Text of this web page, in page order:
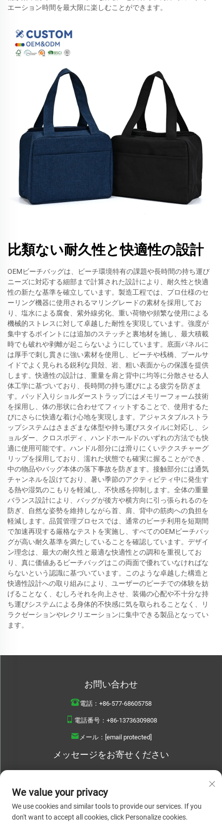
エーション時間を最大限に楽しむことができます。
比類ない耐久性と快適性の設計
OEMビーチバッグは、ビーチ環境特有の課題や長時間の持ち運び
ニーズに対応する細部まで計算された設計により、耐久性と快適
性の新たな基準を確立しています。製造工程では、プロ仕様のセ
ーリング機器に使用されるマリングレードの素材を採用してお
り、塩水による腐食、紫外線劣化、重い荷物や頻繁な使用による
機械的ストレスに対して卓越した耐性を実現しています。強度が
集中するポイントには追加のステッチと裏地材を施し、最大積載
時でも破れや剥離が起こらないようにしています。底面パネルに
は厚手で刺し貫きに強い素材を使用し、ビーチや桟橋、プールサ
イドでよく見られる鋭利な貝殻、岩、粗い表面からの保護を提供
します。快適性の設計は、重量を肩と背中に均等に分散させる人
体工学に基づいており、長時間の持ち運びによる疲労を防ぎま
す。パッド入りショルダーストラップにはメモリーフォーム技術
を採用し、体の形状に合わせてフィットすることで、使用するた
びにさらに快適な着け心地を実現します。アジャスタブルストラ
ップシステムはさまざまな体型や持ち運びスタイルに対応し、シ
ョルダー、クロスボディ、ハンドホールドのいずれの方法でも快
適に使用可能です。ハンドル部分には滑りにくいテクスチャーグ
リップを採用しており、濡れた状態でも確実に握ることができ、
中の物品やバッグ本体の落下事故を防ぎます。接触部分には通気
チャンネルを設けており、暑い季節のアクティビティ中に発生す
る熱や湿気のこもりを軽減し、不快感を抑制します。全体の重量
バランス設計により、バッグが後方や横方向に引っ張られるのを
防ぎ、自然な姿勢を維持しながら首、肩、背中の筋肉への負担を
軽減します。品質管理プロセスでは、通常のビーチ利用を短期間
で加速再現する厳格なテストを実施し、すべてのOEMビーチバッ
グが高い耐久基準を満たしていることを確認しています。デザイ
ン理念は、最大の耐久性と最適な快適性との調和を重視してお
り、真に価値あるビーチバッグはこの両面で優れていなければな
らないという認識に基づいています。このような卓越した構造と
快適性設計への取り組みにより、ユーザーのビーチでの体験を妨
げることなく、むしろそれを向上させ、装備の心配や不十分な持
ち運びシステムによる身体的不快感に気を取られることなく、リ
ラクゼーションやレクリエーションに集中できる製品となってい
ます。
お問い合わせ
電話： +86-577-68605758
電話番号： +86-13736309808
メール： [email protected]
メッセージをお寄せください
今すぐ送信
We value your privacy
We use cookies and similar tools to provide our services. If you
don't want to accept all cookies, click Personalize cookies.